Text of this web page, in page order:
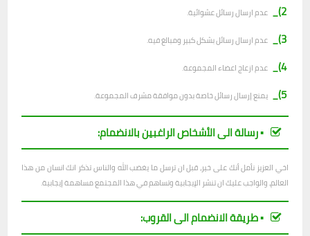
2)_ عدم ارسال رسائل عشوائية.
3)_ عدم ارسال رسائل بشكل كبير ومبالغ فيه.
4)_ عدم ازعاج اعضاء المجموعة.
5)_ يمنع إرسال رسائل خاصة بدون موافقة مشرف المجموعة.
▪︎ رسالة الى الأشخاص الراغبين بالانضمام:
اخي العزيز نأمل أنك على خير، قبل ان ترسل ما يغضب الله والناس تذكر انك انسان من هذا
العالم، والواجب عليك ان تنشر الإيجابية وتساهم في هذا المجتمع مساهمة إيجابية.
▪︎ طريقة الانضمام الى القروب: